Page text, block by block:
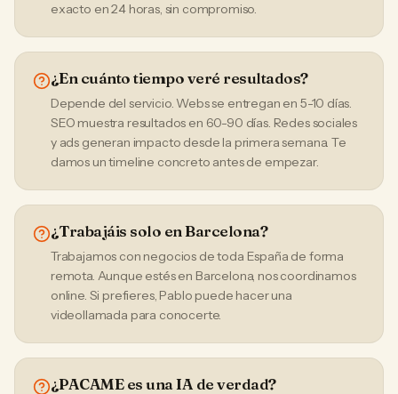
exacto en 24 horas, sin compromiso.
¿En cuánto tiempo veré resultados?
Depende del servicio. Webs se entregan en 5-10 días.
SEO muestra resultados en 60-90 días. Redes sociales
y ads generan impacto desde la primera semana. Te
damos un timeline concreto antes de empezar.
¿Trabajáis solo en Barcelona?
Trabajamos con negocios de toda España de forma
remota. Aunque estés en Barcelona, nos coordinamos
online. Si prefieres, Pablo puede hacer una
videollamada para conocerte.
¿PACAME es una IA de verdad?